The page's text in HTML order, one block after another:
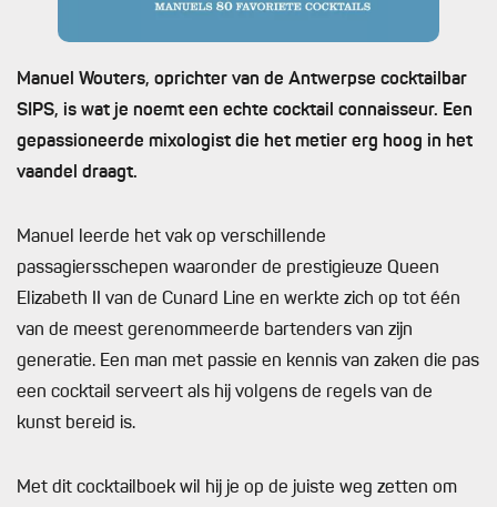
Manuel Wouters, oprichter van de Antwerpse cocktailbar
SIPS, is wat je noemt een echte cocktail connaisseur. Een
gepassioneerde mixologist die het metier erg hoog in het
vaandel draagt.
Manuel leerde het vak op verschillende
passagiersschepen waaronder de prestigieuze Queen
Elizabeth II van de Cunard Line en werkte zich op tot één
van de meest gerenommeerde bartenders van zijn
generatie. Een man met passie en kennis van zaken die pas
een cocktail serveert als hij volgens de regels van de
kunst bereid is.
Met dit cocktailboek wil hij je op de juiste weg zetten om